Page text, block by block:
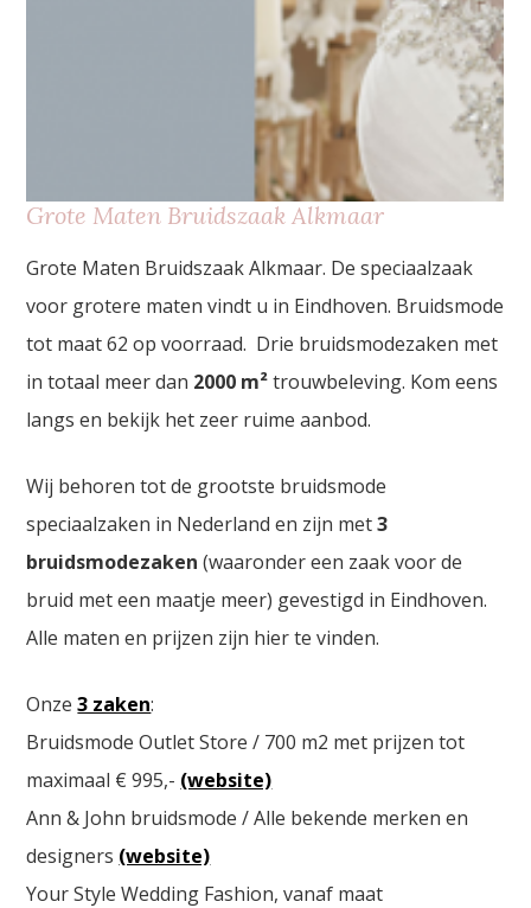
Grote Maten Bruidszaak Alkmaar
Grote Maten Bruidszaak Alkmaar. De speciaalzaak
voor grotere maten vindt u in Eindhoven. Bruidsmode
tot maat 62 op voorraad. Drie bruidsmodezaken met
in totaal meer dan 2000 m²trouwbeleving. Kom eens
langs en bekijk het zeer ruime aanbod.
Wij behoren tot de grootste bruidsmode
speciaalzaken in Nederland en zijn met3
bruidsmodezaken (waaronder een zaak voor de
bruid met een maatje meer) gevestigd in Eindhoven.
Alle maten en prijzen zijn hier te vinden.
Onze3 zaken:
Bruidsmode Outlet Store / 700 m2 met prijzen tot
maximaal € 995,- (website)
Ann & John bruidsmode / Alle bekende merken en
designers (website)
Your Style Wedding Fashion, vanaf maat